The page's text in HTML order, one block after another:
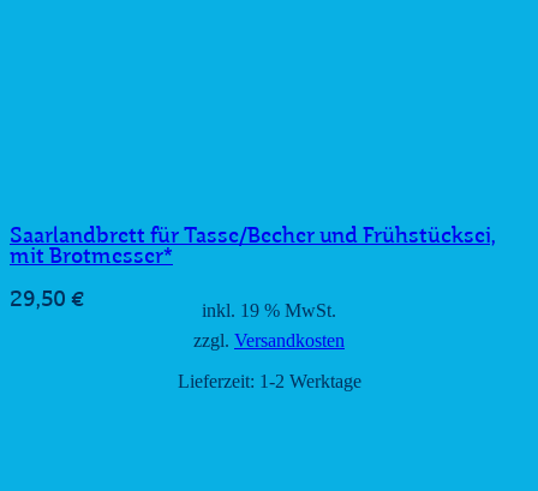
Saarlandbrett für Tasse/Becher und Frühstücksei,
mit Brotmesser*
29,50 €
inkl. 19 % MwSt.
zzgl. Versandkosten
Lieferzeit: 1-2 Werktage